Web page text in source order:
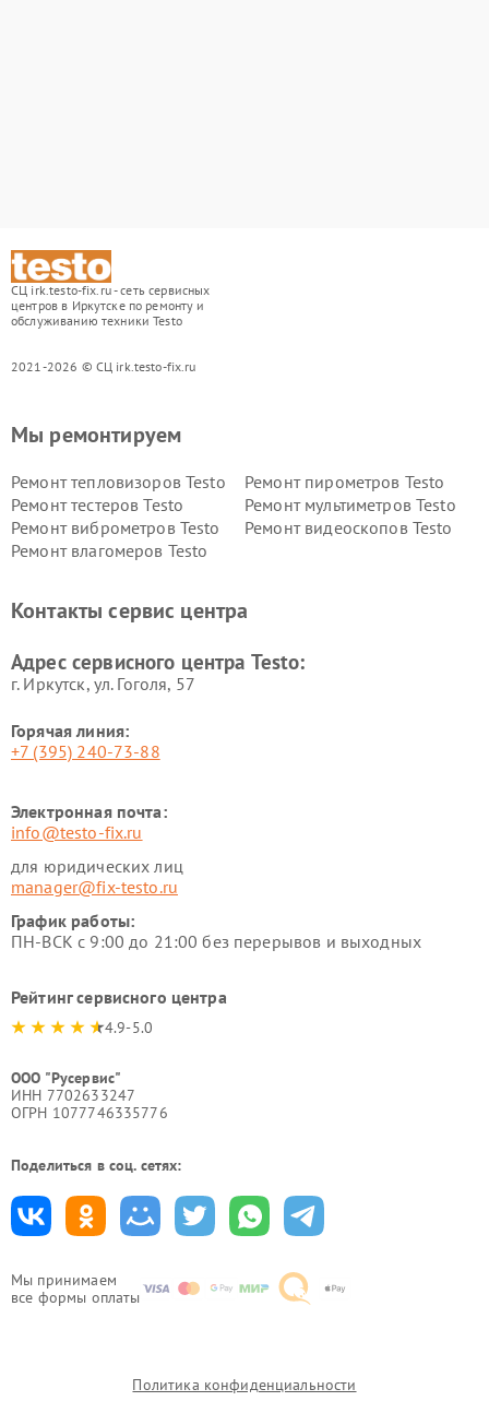
СЦ irk.testo-fix.ru - сеть сервисных
центров в Иркутске по ремонту и
обслуживанию техники Testo
2021-2026 © СЦ irk.testo-fix.ru
Мы принимаем
все формы оплаты
Мы ремонтируем
Ремонт тепловизоров Testo
Ремонт пирометров Testo
Ремонт тестеров Testo
Ремонт мультиметров Testo
Ремонт виброметров Testo
Ремонт видеоскопов Testo
Ремонт влагомеров Testo
Контакты сервис центра
Адрес сервисного центра Testo:
г. Иркутск, ул. ​Гоголя, 57
Горячая линия:
+7 (395) 240-73-88
Электронная почта:
info@testo-fix.ru
для юридических лиц
manager@fix-testo.ru
График работы:
ПН-ВСК с 9:00 до 21:00 без перерывов и выходных
Рейтинг сервисного центра
4.9-5.0
ООО "Русервис"
ИНН 7702633247
ОГРН 1077746335776
Поделиться в соц. сетях:
Политика конфиденциальности